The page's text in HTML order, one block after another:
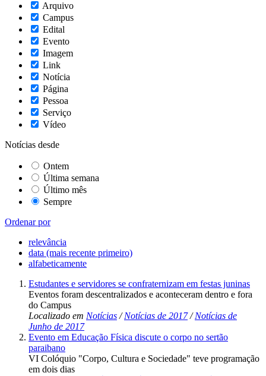
Arquivo
Campus
Edital
Evento
Imagem
Link
Notícia
Página
Pessoa
Serviço
Vídeo
Notícias desde
Ontem
Última semana
Último mês
Sempre
Ordenar por
relevância
data (mais recente primeiro)
alfabeticamente
Estudantes e servidores se confraternizam em festas juninas
Eventos foram descentralizados e aconteceram dentro e fora
do Campus
Localizado em Notícias /Notícias de 2017 /Notícias de
Junho de 2017
Evento em Educação Física discute o corpo no sertão
paraibano
VI Colóquio "Corpo, Cultura e Sociedade" teve programação
em dois dias